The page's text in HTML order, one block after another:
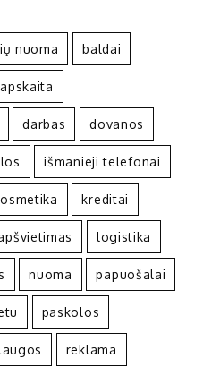
nuoma baldai
darbas dovanos
išmanieji telefonai
kreditai
logistika
nuoma papuošalai
paskolos
reklama